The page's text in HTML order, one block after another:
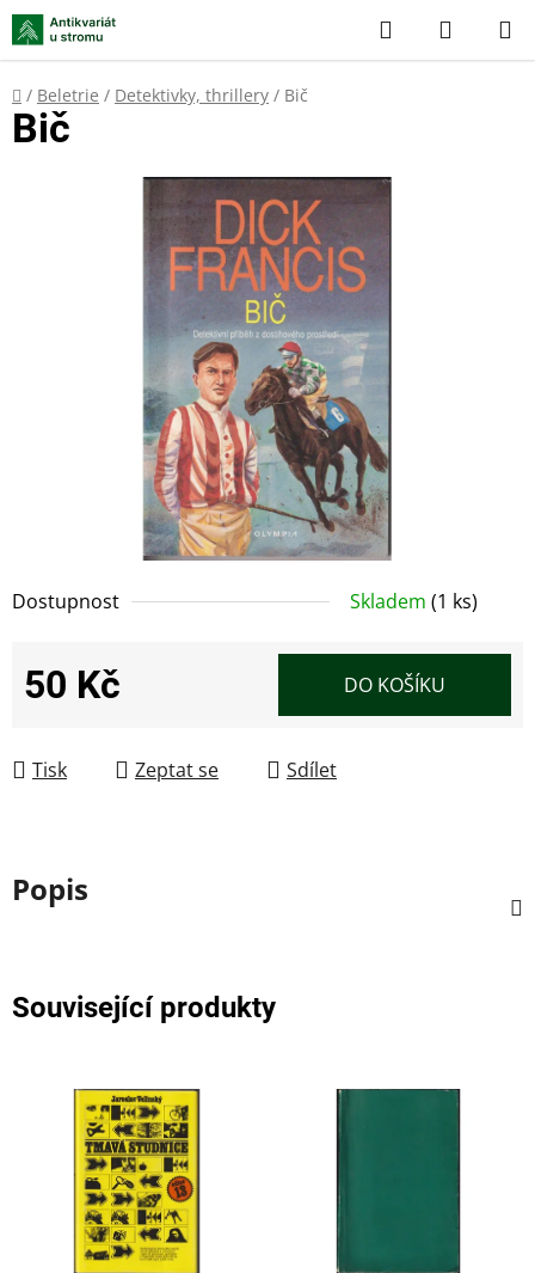
Přejít
na
obsah
Hledat
KOŠÍK
Domů
/ Beletrie / Detektivky, thrillery / Bič
Dostupnost Skladem (1 ks)
50 Kč DO KOŠÍKU
Tisk Zeptat se Sdílet
Bič
Popis
Související produkty